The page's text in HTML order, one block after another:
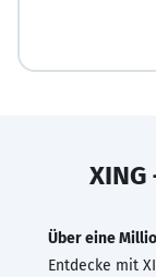
Über eine
Entdecke mit